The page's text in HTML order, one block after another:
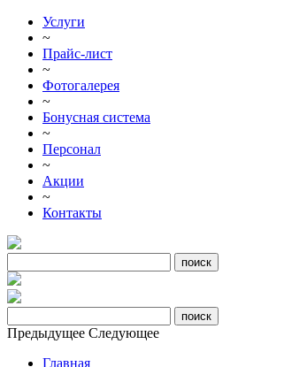
Услуги
~
Прайс-лист
~
Фотогалерея
~
Бонусная система
~
Персонал
~
Акции
~
Контакты
Предыдущее Следующее
Главная